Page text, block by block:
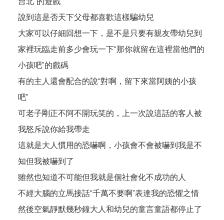
說到這是否天下父母都喜歡這樣騙幼兒
大家可以仔細回想一下，是不是只要有親友帶幼兒到
家裡玩臨走前多少會玩一下“那你就留在這裡當他們的
小孩吧”的戲碼
有的主人還會配合的說“對啊，留下來當阿姨的小孩
吧”
可老子剛正不阿不開玩笑的，上一次說這話的客人被
我怒斥說你給我帶走
這就是大人慣用的恐嚇啊，小孩會不會被嚇到我是不
知但我被嚇到了
雖然也知道不可能但我就是個社會化不成功的人
不經大腦的立馬接話“千萬不要啊”表達我的恐懼之情
然後空氣靜默幾秒鐘大人和幼兒的童言童語都停止了